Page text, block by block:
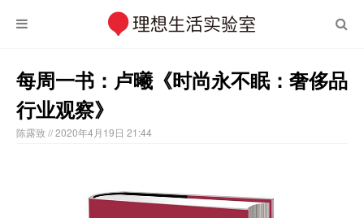
每周一书：卢曦《时尚永不眠：奢侈品
行业观察》
陈露致// 2020年4月19日 21:44